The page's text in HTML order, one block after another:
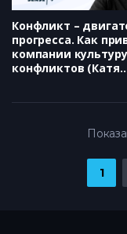
Конфликт –
прогресса. Как
компании культуру
конфликтов (Катя
1